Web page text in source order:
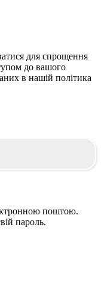
для спрощення
до вашого
в нашій політика
поштою.
пароль.